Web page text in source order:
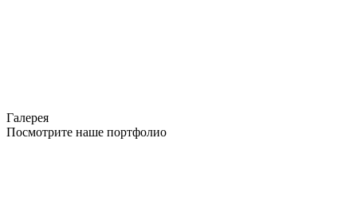
Галерея
Посмотрите наше портфолио